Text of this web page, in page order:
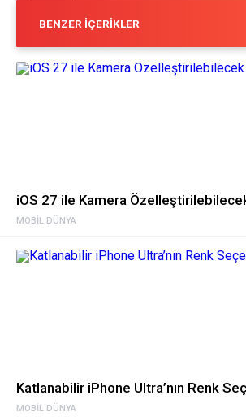
BENZER İÇERIKLER
MOBIL DÜNYA
iOS 27 ile Kamera
MOBIL DÜNYA
Katlanabilir iPhone Ultra’nın Renk